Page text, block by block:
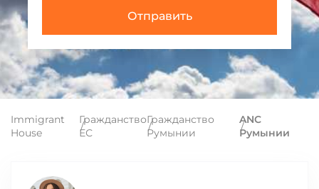
Immigrant
House
Гражданство
ЕС
Гражданство
Румынии
ANC
Румынии